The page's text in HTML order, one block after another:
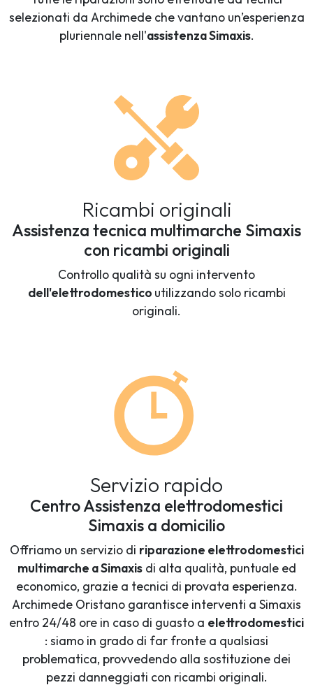
selezionati da Archimede che vantano un’esperienza
pluriennale nell'assistenza Simaxis.
Ricambi originali
Assistenza tecnica multimarche Simaxis
con ricambi originali
Controllo qualità su ogni intervento
dell'elettrodomestico utilizzando solo ricambi
originali.
Servizio rapido
Centro Assistenza elettrodomestici
Simaxis a domicilio
Offriamo un servizio di riparazione elettrodomestici
multimarche a Simaxisdi alta qualità, puntuale ed
economico, grazie a tecnici di provata esperienza.
Archimede Oristano garantisce interventi a Simaxis
entro 24/48 ore in caso di guasto a elettrodomestici
: siamo in grado di far fronte a qualsiasi
problematica, provvedendo alla sostituzione dei
pezzi danneggiati con ricambi originali.